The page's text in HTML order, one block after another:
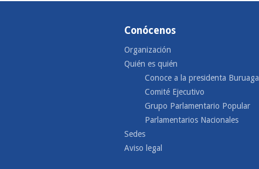
Conócenos
Organización
Quién es quién
Conoce a la presidenta Buruaga
Comité Ejecutivo
Grupo Parlamentario Popular
Parlamentarios Nacionales
Sedes
Aviso legal